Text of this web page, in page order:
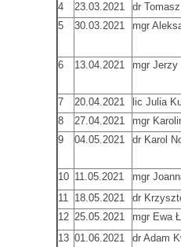
4 23.03.2021 dr
5 30.03.2021 mgr
6 13.04.2021 mgr Jerzy
7 20.04.2021 lic Julia
8 27.04.2021 mgr
9 04.05.2021 dr Karol
10 11.05.2021 mgr
11 18.05.2021 dr
12 25.05.2021 mgr Ewa
13 01.06.2021 dr Adam